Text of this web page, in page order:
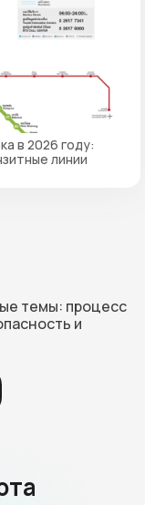
в 2026 году:
линии
темы: процесс
и